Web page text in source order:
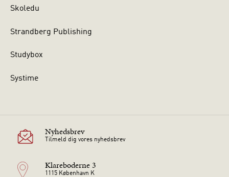
Skoledu
Strandberg Publishing
Studybox
Systime
Nyhedsbrev
Tilmeld dig vores nyhedsbrev
Klareboderne 3
1115 København K